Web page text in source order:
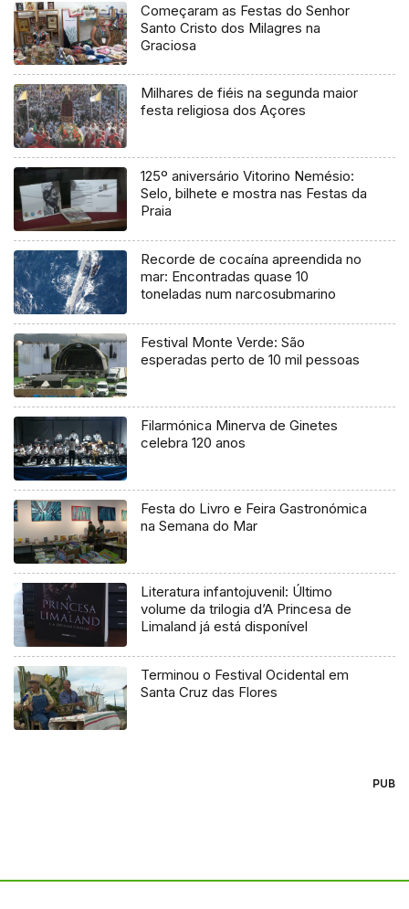
Começaram as Festas do Senhor
Santo Cristo dos Milagres na
Graciosa
Milhares de fiéis na segunda maior
festa religiosa dos Açores
125º aniversário Vitorino Nemésio:
Selo, bilhete e mostra nas Festas da
Praia
Recorde de cocaína apreendida no
mar: Encontradas quase 10
toneladas num narcosubmarino
Festival Monte Verde: São
esperadas perto de 10 mil pessoas
Filarmónica Minerva de Ginetes
celebra 120 anos
Festa do Livro e Feira Gastronómica
na Semana do Mar
Literatura infantojuvenil: Último
volume da trilogia d’A Princesa de
Limaland já está disponível
Terminou o Festival Ocidental em
Santa Cruz das Flores
PUB